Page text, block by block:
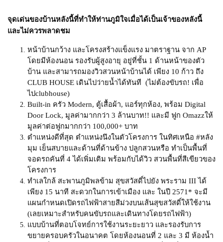
จุดเด่นของบ้านหลังนี้ที่ทำให้ท่านภูมิใจเมื่อได้เป็นเจ้าของหลังนี้
และไม่ควรพลาดชม
หน้าบ้านกว้าง และโครงสร้างแข็งแรง มาตราฐาน จาก AP
โดยมีห้องนอน รองรับผู้สูงอายุ อยู่ที่ชั้น 1 ด้านหน้าของตัว
บ้าน และสามารถมองวิวสวนหน้าบ้านได้ เพียง 10 ก้าว ถึง
CLUB HOUSE เดินไปว่ายน้ำได้ทันที (ไม่ต้องขับรถ! เพื่อ
ไปclubhouse)
Built-in ครัว Modern, ตู้เสื้อผ้า, แอร์ทุกห้อง, พร้อม Digital
Door Lock, มูลค่ามากกว่า 3 ล้านบาท!! และมี ฟูก Omazzให้
มูลค่าต่อฟูกมากกว่า 100,000+ บาท
ตำแหน่งดีที่สุด ตำแหน่งนึงในตัวโครงการ ในทิศเหนือ #หลัง
มุม เย็นสบายและด้านที่ด้านข้าง ปลูกสวนหรือ ทำเป็นพื้นที่
จอดรถคันที่ 4 ได้เพิ่มเติม พร้อมกับได้วิว สวนพื้นที่สีเขียวของ
โครงการ
ทำเลใกล้ สะพานภูมิพลข้าม สุขสวัสดิ์ไปยัง พระราม III ได้
เพียง 15 นาที สะดวกในการเข้าเมือง และ ในปี 2571* จะมี
แผนกำหนดเปิดรถไฟฟ้าสายสีม่วงบนเส้นสุขสวัสดิ์ให้ใช้งาน
(เลยเหมาะสำหรับคนขับรถและเดินทางโดยรถไฟฟ้า)
แบบบ้านที่ตอบโจทย์การใช้งานระยะยาว และรองรับการ
ขยายครอบครัวในอนาคต โดยห้องนอนที่ 2 และ 3 มี ห้องน้ำ